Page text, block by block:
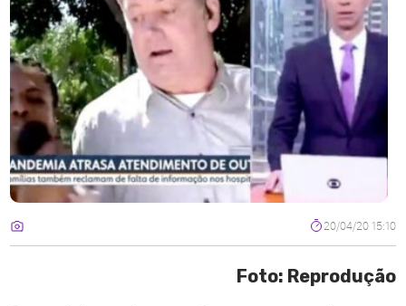
20/04/20 15:10
Foto: Reprodução